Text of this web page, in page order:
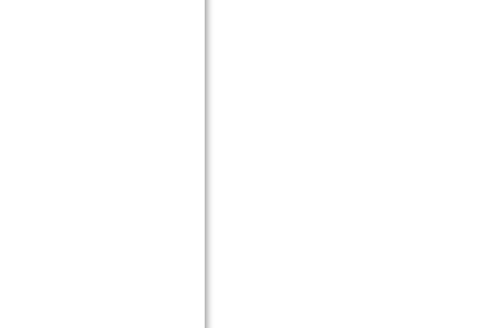
i z tego żyjecie,
ze względu na
zakończenia
za moją jeszcze
Dziękuję
Gessler?
odniósł się do